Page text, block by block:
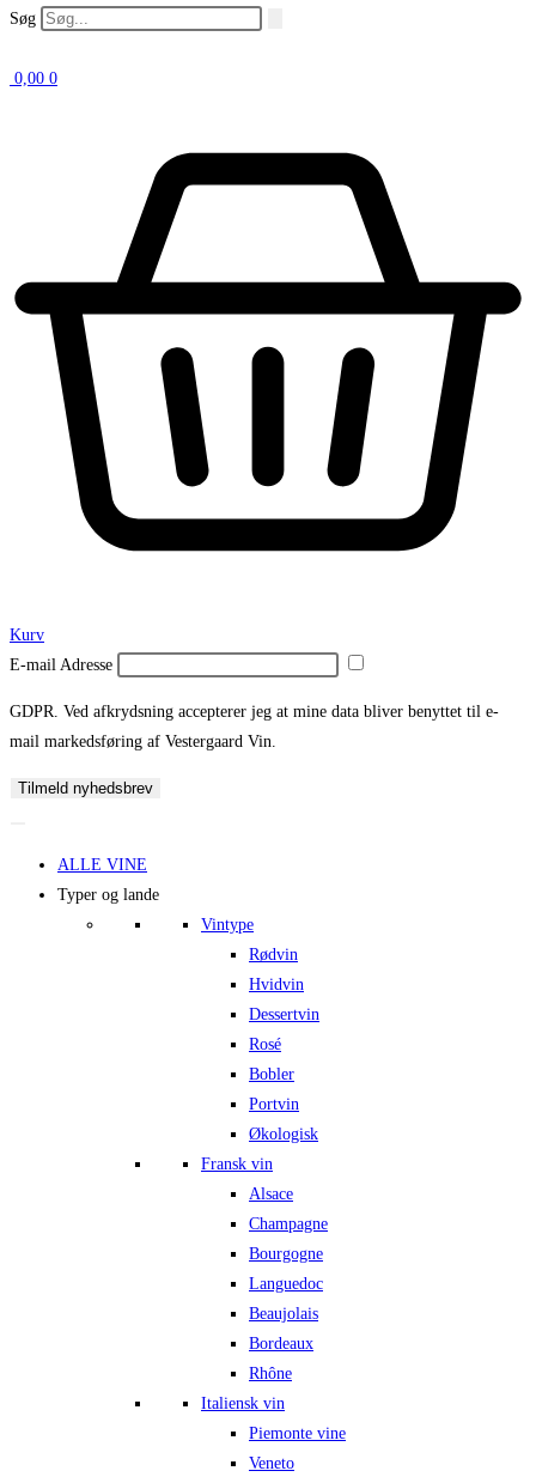
Søg
0,00 0
Kurv
E-mail Adresse
GDPR. Ved afkrydsning accepterer jeg at mine data bliver benyttet til e-
mail markedsføring af Vestergaard Vin.
Tilmeld nyhedsbrev
ALLE VINE
Typer og lande
Vintype
Rødvin
Hvidvin
Dessertvin
Rosé
Bobler
Portvin
Økologisk
Fransk vin
Alsace
Champagne
Bourgogne
Languedoc
Beaujolais
Bordeaux
Rhône
Italiensk vin
Piemonte vine
Veneto